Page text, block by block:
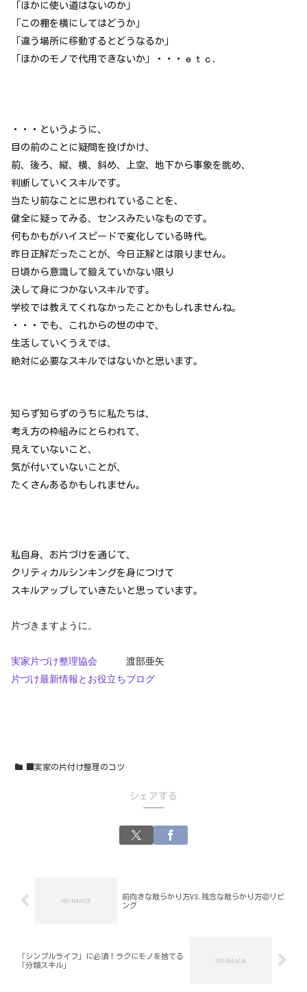
「ほかに使い道はないのか」
「この棚を横にしてはどうか」
「違う場所に移動するとどうなるか」
「ほかのモノで代用できないか」・・・ｅｔｃ．
・・・というように、
目の前のことに疑問を投げかけ、
前、後ろ、縦、横、斜め、上空、地下から事象を眺め、
判断していくスキルです。
当たり前なことに思われていることを、
健全に疑ってみる、センスみたいなものです。
何もかもがハイスピードで変化している時代。
昨日正解だったことが、今日正解とは限りません。
日頃から意識して鍛えていかない限り
決して身につかないスキルです。
学校では教えてくれなかったことかもしれませんね。
・・・でも、これからの世の中で、
生活していくうえでは、
絶対に必要なスキルではないかと思います。
知らず知らずのうちに私たちは、
考え方の枠組みにとらわれて、
見えていないこと、
気が付いていないことが、
たくさんあるかもしれません。
私自身、お片づけを通じて、
クリティカルシンキングを身につけて
スキルアップしていきたいと思っています。
片づきますように。
実家片づけ整理協会 渡部亜矢
片づけ最新情報とお役立ちブログ
■実家の片付け整理のコツ
シェアする
前向きな散らかり方VS.残念な散らかり方＠リビ
ング
「シンプルライフ」に必須！ラクにモノを捨てる
「分類スキル」